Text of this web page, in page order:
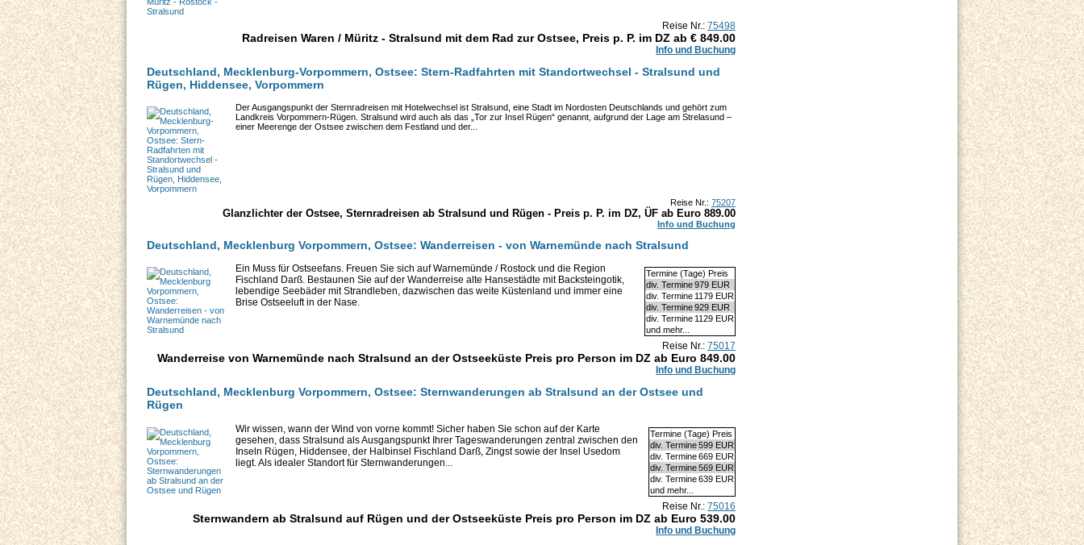
Reise Nr.: 75498
Radreisen Waren / Müritz - Stralsund mit dem Rad zur Ostsee, Preis p. P. im DZ ab € 849.00
Info und Buchung
Deutschland, Mecklenburg-Vorpommern, Ostsee: Stern-Radfahrten mit Standortwechsel - Stralsund und
Rügen, Hiddensee, Vorpommern
Der Ausgangspunkt der Sternradreisen mit Hotelwechsel ist Stralsund, eine Stadt im Nordosten Deutschlands und gehört zum
Landkreis Vorpommern-Rügen. Stralsund wird auch als das „Tor zur Insel Rügen“ genannt, aufgrund der Lage am Strelasund –
einer Meerenge der Ostsee zwischen dem Festland und der...
Reise Nr.: 75207
Glanzlichter der Ostsee, Sternradreisen ab Stralsund und Rügen - Preis p. P. im DZ, ÜF ab Euro 889.00
Info und Buchung
Deutschland, Mecklenburg Vorpommern, Ostsee: Wanderreisen - von Warnemünde nach Stralsund
Termine (Tage) Preis
div. Termine979 EUR
div. Termine 1179 EUR
div. Termine929 EUR
div. Termine 1129 EUR
und mehr...
Ein Muss für Ostseefans. Freuen Sie sich auf Warnemünde / Rostock und die Region
Fischland Darß. Bestaunen Sie auf der Wanderreise alte Hansestädte mit Backsteingotik,
lebendige Seebäder mit Strandleben, dazwischen das weite Küstenland und immer eine
Brise Ostseeluft in der Nase.
Reise Nr.: 75017
Wanderreise von Warnemünde nach Stralsund an der Ostseeküste Preis pro Person im DZ ab Euro 849.00
Info und Buchung
Deutschland, Mecklenburg Vorpommern, Ostsee: Sternwanderungen ab Stralsund an der Ostsee und
Rügen
Termine (Tage) Preis
div. Termine599 EUR
div. Termine669 EUR
div. Termine569 EUR
div. Termine639 EUR
und mehr...
Wir wissen, wann der Wind von vorne kommt! Sicher haben Sie schon auf der Karte
gesehen, dass Stralsund als Ausgangspunkt Ihrer Tageswanderungen zentral zwischen den
Inseln Rügen, Hiddensee, der Halbinsel Fischland Darß, Zingst sowie der Insel Usedom
liegt. Als idealer Standort für Sternwanderungen...
Reise Nr.: 75016
Sternwandern ab Stralsund auf Rügen und der Ostseeküste Preis pro Person im DZ ab Euro 539.00
Info und Buchung